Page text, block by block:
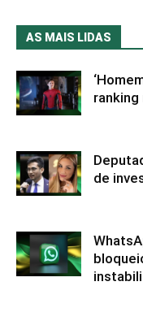
AS MAIS LIDAS
de